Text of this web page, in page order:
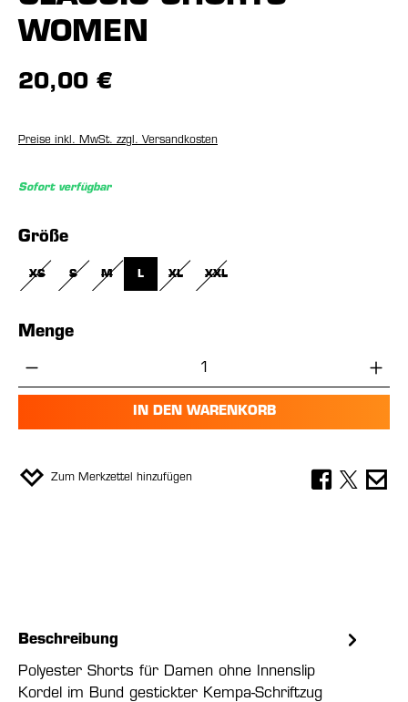
WOMEN
20,00 €
Preise inkl. MwSt. zzgl. Versandkosten
Sofort verfügbar
Größeauswählen
XS
(DIESE OPTION IST ZURZEIT NICHT VERFÜGBAR.)
S
(DIESE OPTION IST ZURZEIT NICHT VERFÜGBAR.)
M
(DIESE OPTION IST ZURZEIT NICHT VERFÜGBAR.)
L XL
(DIESE OPTION IST ZURZEIT NICHT
XXL
Menge
Produkt Anzahl: Gib den gewünschten
IN DEN WARENKORB
Zum Merkzettel hinzufügen
Beschreibung
Polyester Shorts für Damen ohne Innenslip
Kordel im Bund gestickter Kempa-Schriftzug